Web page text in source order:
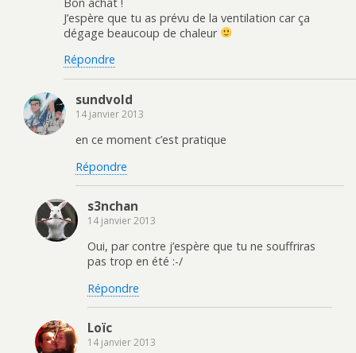
J’espère que tu as prévu de la ventilation car ça
dégage beaucoup de chaleur
Répondre
sundvold
14 janvier 2013
en ce moment c’est pratique
Répondre
s3nchan
14 janvier 2013
Oui, par contre j’espère que tu ne souffriras
pas trop en été :-/
Répondre
Loïc
14 janvier 2013